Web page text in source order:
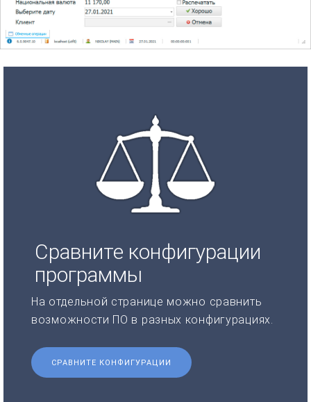
Сравните конфигурации
программы
На отдельной странице можно сравнить
возможности ПО в разных конфигурациях.
СРАВНИТЕ КОНФИГУРАЦИИ